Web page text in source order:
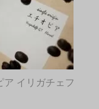
ア イリガチェフ